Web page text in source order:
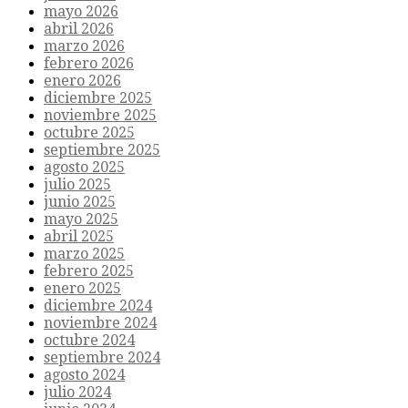
mayo 2026
abril 2026
marzo 2026
febrero 2026
enero 2026
diciembre 2025
noviembre 2025
octubre 2025
septiembre 2025
agosto 2025
julio 2025
junio 2025
mayo 2025
abril 2025
marzo 2025
febrero 2025
enero 2025
diciembre 2024
noviembre 2024
octubre 2024
septiembre 2024
agosto 2024
julio 2024